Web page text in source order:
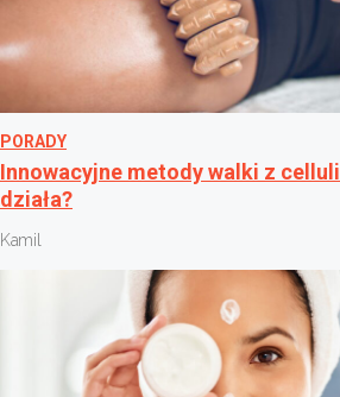
PORADY
Innowacyjne metody walki z
działa?
Kamil